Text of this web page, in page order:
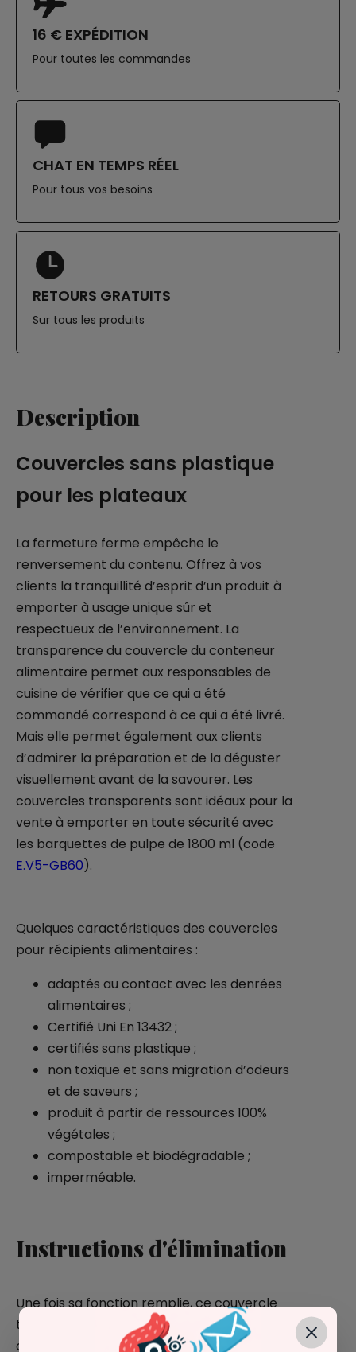
16 € EXPÉDITION
Pour toutes les commandes
CHAT EN TEMPS RÉEL
Pour tous vos besoins
RETOURS GRATUITS
Sur tous les produits
Description
Couvercles sans plastique
pour les plateaux
La fermeture ferme empêche le
renversement du contenu. Offrez à vos
clients la tranquillité d’esprit d’un produit à
emporter à usage unique sûr et
respectueux de l’environnement. La
transparence du couvercle du conteneur
alimentaire permet aux responsables de
cuisine de vérifier que ce qui a été
commandé correspond à ce qui a été livré.
Mais elle permet également aux clients
d’admirer la préparation et de la déguster
visuellement avant de la savourer. Les
couvercles transparents sont idéaux pour la
vente à emporter en toute sécurité avec
les barquettes de pulpe de 1800 ml (code
E.V5-GB60).
Quelques caractéristiques des couvercles
pour récipients alimentaires :
adaptés au contact avec les denrées
alimentaires ;
Certifié Uni En 13432 ;
certifiés sans plastique ;
non toxique et sans migration d’odeurs
et de saveurs ;
produit à partir de ressources 100%
végétales ;
compostable et biodégradable ;
imperméable.
Instructions d'élimination
Une fois sa fonction remplie, ce couvercle
transparent peut être jeté dans la fraction
organique de la collecte sélective des